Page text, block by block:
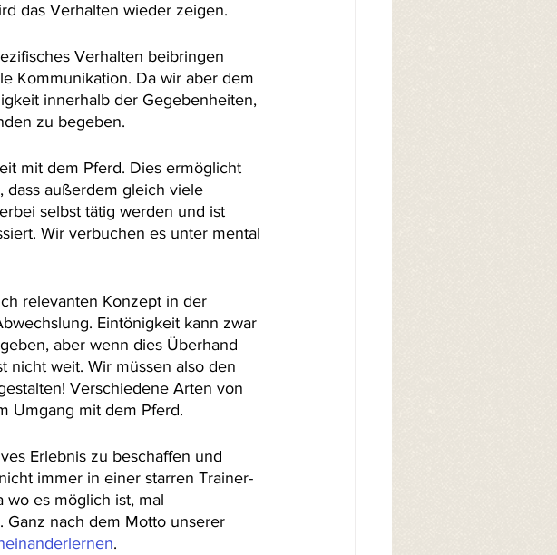
das Verhalten wieder zeigen.
Verhalten beibringen
Kommunikation. Da wir aber dem
innerhalb der Gegebenheiten,
zu begeben.
mit dem Pferd. Dies ermöglicht
dass außerdem gleich viele
selbst tätig werden und ist
Wir verbuchen es unter mental
relevanten Konzept in der
Eintönigkeit kann zwar
aber wenn dies Überhand
nicht weit. Wir müssen also den
Verschiedene Arten von
Umgang mit dem Pferd.
Erlebnis zu beschaffen und
immer in einer starren Trainer-
wo es möglich ist, mal
Ganz nach dem Motto unserer
.